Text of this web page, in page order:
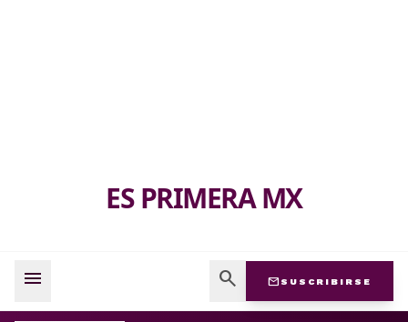
ES PRIMERA MX
menu search mail SUSCRIBIRSE